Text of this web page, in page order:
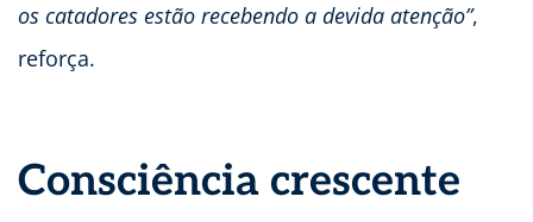
os catadores estão recebendo a devida atenção”,
reforça.
Consciência crescente